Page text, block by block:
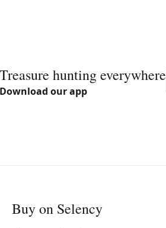
Treasure hunting everywhere
Download our app
Buy on Selency